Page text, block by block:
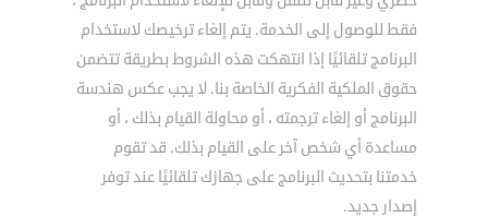
فقط للوصول إلى الخدمة. يتم إلغاء ترخيصك لاستخدام
البرنامج تلقائيًا إذا انتهكت هذه الشروط بطريقة تتضمن
حقوق الملكية الفكرية الخاصة بنا. لا يجب عكس هندسة
البرنامج أو إلغاء ترجمته ، أو محاولة القيام بذلك ، أو
مساعدة أي شخص آخر على القيام بذلك. قد تقوم
خدمتنا بتحديث البرنامج على جهازك تلقائيًا عند توفر
إصدار جديد.